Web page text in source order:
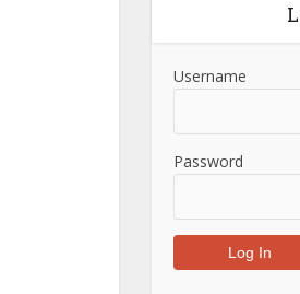
Username
Password